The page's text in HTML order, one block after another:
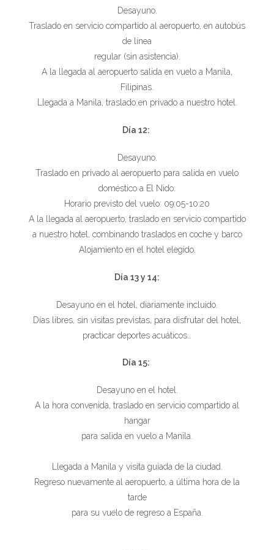
Desayuno.
Traslado en servicio compartido al aeropuerto, en autobús
de línea
regular (sin asistencia).
A la llegada al aeropuerto salida en vuelo a Manila,
Filipinas.
Llegada a Manila, traslado en privado a nuestro hotel.
Día 12:
Desayuno.
Traslado en privado al aeropuerto para salida en vuelo
doméstico a El Nido.
Horario previsto del vuelo: 09:05-10:20
A la llegada al aeropuerto, traslado en servicio compartido
a nuestro hotel, combinando traslados en coche y barco
Alojamiento en el hotel elegido.
Día 13 y 14:
Desayuno en el hotel, diariamente incluido.
Días libres, sin visitas previstas, para disfrutar del hotel,
practicar deportes acuáticos…
Día 15:
Desayuno en el hotel.
A la hora convenida, traslado en servicio compartido al
hangar
para salida en vuelo a Manila.
Llegada a Manila y visita guiada de la ciudad.
Regreso nuevamente al aeropuerto, a última hora de la
tarde
para su vuelo de regreso a España.